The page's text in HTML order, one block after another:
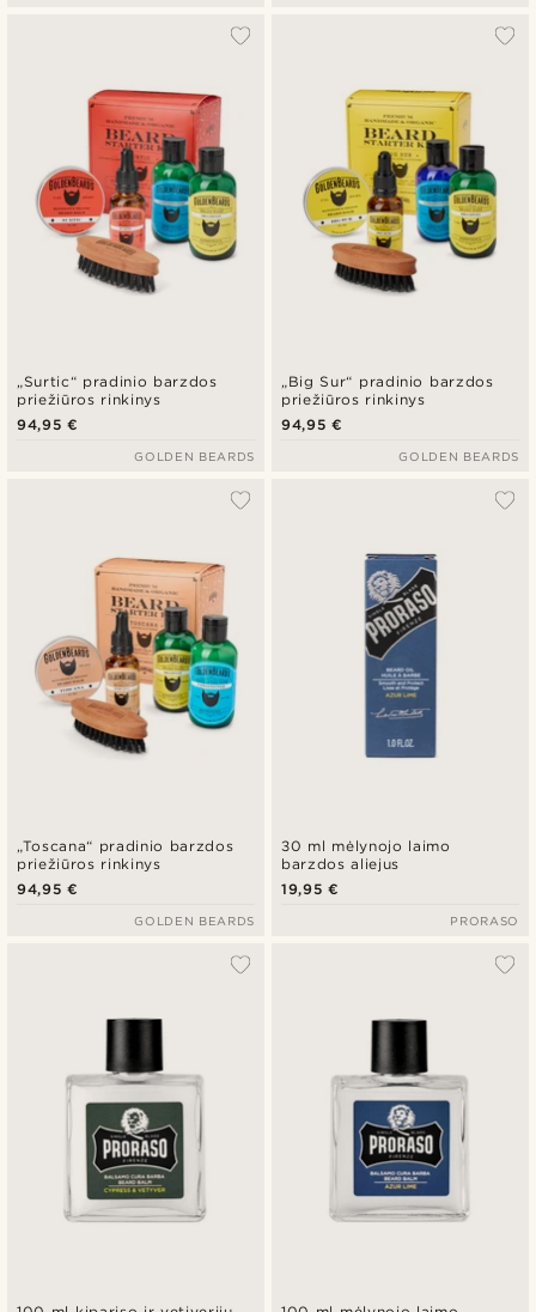
„Surtic“ pradinio barzdos
priežiūros rinkinys
94,95 €
GOLDEN BEARDS
„Big Sur“ pradinio barzdos
priežiūros rinkinys
94,95 €
GOLDEN BEARDS
„Toscana“ pradinio barzdos
priežiūros rinkinys
94,95 €
GOLDEN BEARDS
30 ml mėlynojo laimo
barzdos aliejus
19,95 €
PRORASO